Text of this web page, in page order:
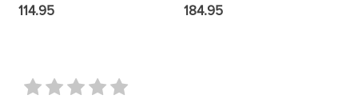
114.95 184.95